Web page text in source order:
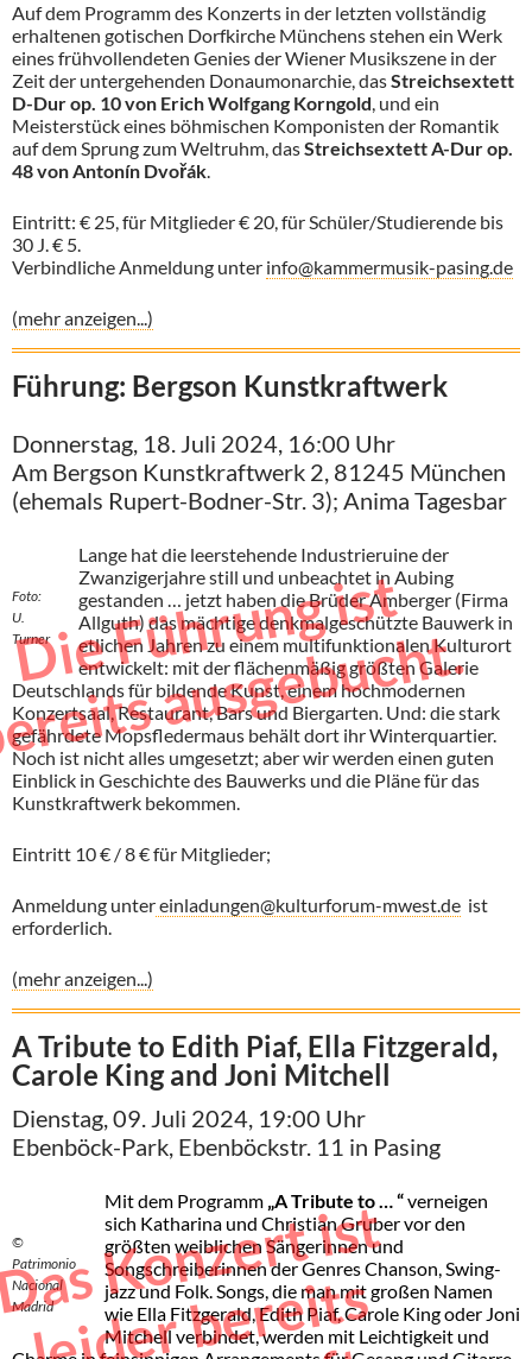
Auf dem Programm des Konzerts in der letzten vollständig
erhaltenen gotischen Dorfkirche Münchens stehen ein Werk
eines frühvollendeten Genies der Wiener Musikszene in der
Zeit der untergehenden Donaumonarchie, dasStreichsextett
D-Dur op. 10 von Erich Wolfgang Korngold, und ein
Meisterstück eines böhmischen Komponisten der Romantik
auf dem Sprung zum Weltruhm, dasStreichsextett A-Dur op.
48 von Antonín Dvořák.
Eintritt: € 25, für Mitglieder € 20, für Schüler/Studierende bis
30 J. € 5.
Verbindliche Anmeldung unter info@kammermusik-pasing.de
(mehr anzeigen...)
Führung: Bergson Kunstkraftwerk
Donnerstag, 18. Juli 2024, 16:00 Uhr
Am Bergson Kunstkraftwerk 2, 81245 München
(ehemals Rupert-Bodner-Str. 3); Anima Tagesbar
Foto:
U.
Turner
Lange hat die leerstehende Industrieruine der
Zwanzigerjahre still und unbeachtet in Aubing
gestanden … jetzt haben die Brüder Amberger (Firma
Allguth) das mächtige denkmalgeschützte Bauwerk in
etlichen Jahren zu einem multifunktionalen Kulturort
entwickelt: mit der flächenmäßig größten Galerie
Deutschlands für bildende Kunst, einem hochmodernen
Konzertsaal, Restaurant, Bars und Biergarten. Und: die stark
gefährdete Mopsfledermaus behält dort ihr Winterquartier.
Noch ist nicht alles umgesetzt; aber wir werden einen guten
Einblick in Geschichte des Bauwerks und die Pläne für das
Kunstkraftwerk bekommen.
D
e
F
ü
h
r
u
n
g
i
s
t
b
e
r
e
i
t
s
a
u
s
g
e
b
u
c
h
Eintritt 10 € / 8 € für Mitglieder;
Anmeldung untereinladungen@kulturforum-mwest.de ist
erforderlich.
(mehr anzeigen...)
A Tribute to Edith Piaf, Ella Fitzgerald,
Carole King and Joni Mitchell
Dienstag, 09. Juli 2024, 19:00 Uhr
Ebenböck-Park, Ebenböckstr. 11 in Pasing
©
Patrimonio
Nacional
Madrid
Mit dem Programm „A Tribute to … “verneigen
sich Katharina und Christian Gruber vor den
größten weiblichen Sängerinnen und
Songschreiberinnen der Genres Chanson, Swing­
jazz und Folk. Songs, die man mit großen Namen
wie Ella Fitzgerald, Edith Piaf, Carole King oder Joni
Mitchell verbindet, werden mit Leichtigkeit und
s